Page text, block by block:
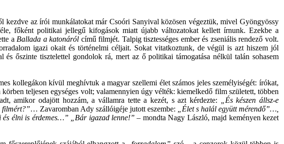
az írói munkálatokat már Csoóri Sanyival közösen végeztük, mivel Gyöngyössy
főként politikai jellegű kifogások miatt újabb változatokat kellett írnunk. Ezekbe a
a Ballada a katonáról című filmjét. Talpig tisztességes ember és zseniális rendező volt.
igazi okait és történelmi céljait. Sokat vitatkoztunk, de végül is azt hiszem jól
őszinte tisztelettel gondolok rá, mert az ő politikai támogatása nélkül talán sohasem
kollegákon kívül meghívtuk a magyar szellemi élet számos jeles személyiségét: írókat,
körben teljesen egységes volt; valamennyien úgy vélték: kiemelkedő film született, többen
amikor odajött hozzám, a vállamra tette a kezét, s azt kérdezte:
„És készen állsz-e
filmért?”… Zavaromban Ady szállóigéje jutott eszembe: „Élet s halál együtt mérendő”…,
és élni is érdemes…” „Bár igazad lenne!” – mondta Nagy László, majd keményen kezet